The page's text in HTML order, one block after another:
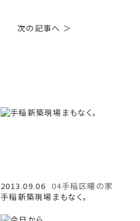
次の記事へ ＞
2013.09.06 04手稲区曙の家
手稲新築現場まもなく。